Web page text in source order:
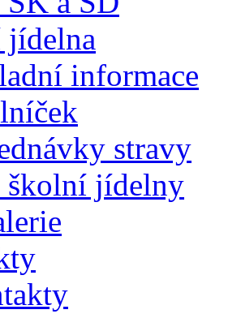
informace
stravy
školní jídelny